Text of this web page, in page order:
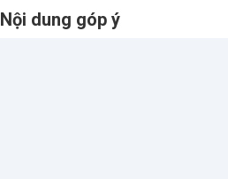
Nội dung góp ý